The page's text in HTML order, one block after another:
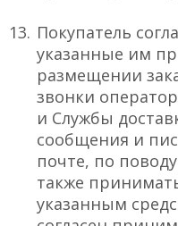
Покупатель
указанные им
размещении
звонки
и Службы
сообщения и
почте, по
также
указанным